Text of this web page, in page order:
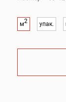
м2 упак.